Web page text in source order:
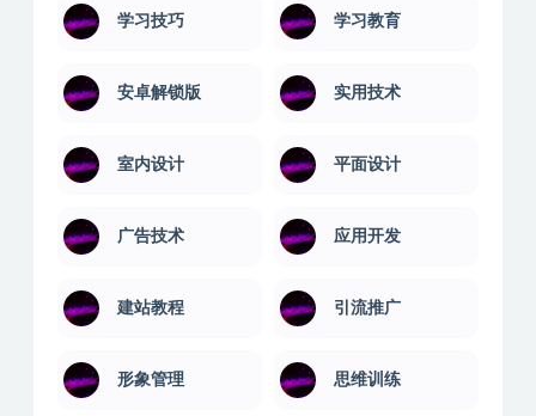
学习技巧 学习教育
安卓解锁版 实用技术
室内设计 平面设计
广告技术 应用开发
建站教程 引流推广
形象管理 思维训练